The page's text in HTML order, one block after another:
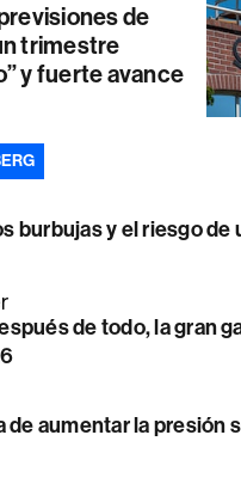
de
trimestre
y fuerte avance
burbujas y el riesgo de
de todo, la gran
de aumentar la presión